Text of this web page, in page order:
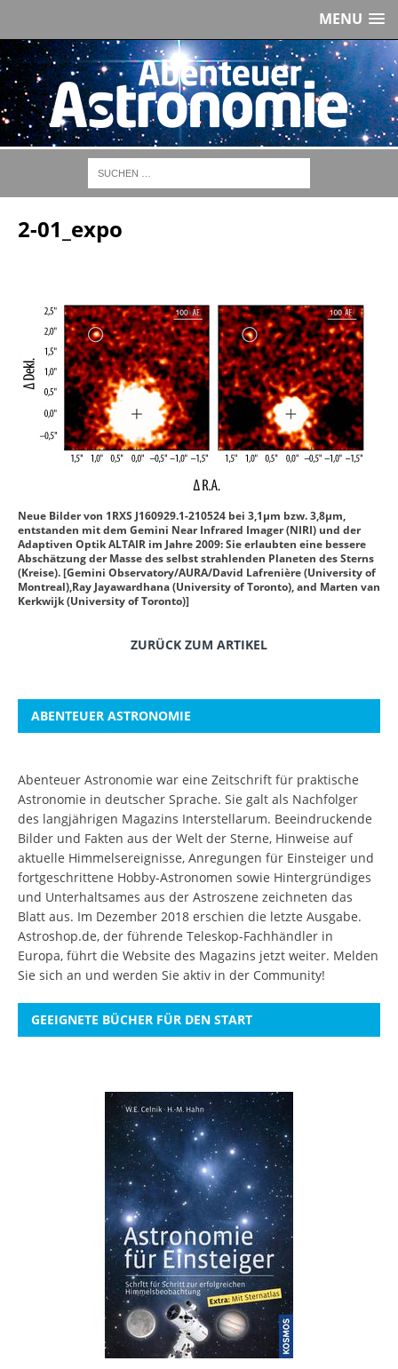
MENU
2-01_expo
Neue Bilder von 1RXS J160929.1-210524 bei 3,1µm bzw. 3,8µm,
entstanden mit dem Gemini Near Infrared Imager (NIRI) und der
Adaptiven Optik ALTAIR im Jahre 2009: Sie erlaubten eine bessere
Abschätzung der Masse des selbst strahlenden Planeten des Sterns
(Kreise). [Gemini Observatory/AURA/David Lafrenière (University of
Montreal),Ray Jayawardhana (University of Toronto), and Marten van
Kerkwijk (University of Toronto)]
ZURÜCK ZUM ARTIKEL
ABENTEUER ASTRONOMIE
Abenteuer Astronomie war eine Zeitschrift für praktische
Astronomie in deutscher Sprache. Sie galt als Nachfolger
des langjährigen Magazins Interstellarum. Beeindruckende
Bilder und Fakten aus der Welt der Sterne, Hinweise auf
aktuelle Himmelsereignisse, Anregungen für Einsteiger und
fortgeschrittene Hobby-Astronomen sowie Hintergründiges
und Unterhaltsames aus der Astroszene zeichneten das
Blatt aus. Im Dezember 2018 erschien die letzte Ausgabe.
Astroshop.de, der führende Teleskop-Fachhändler in
Europa, führt die Website des Magazins jetzt weiter. Melden
Sie sich an und werden Sie aktiv in der Community!
GEEIGNETE BÜCHER FÜR DEN START